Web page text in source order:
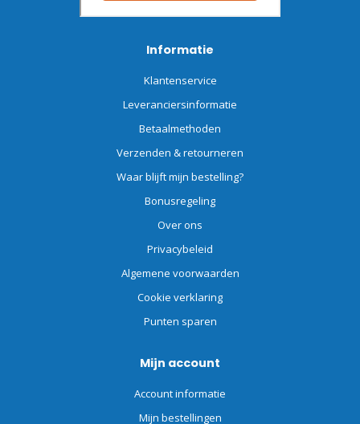
Informatie
Klantenservice
Leveranciersinformatie
Betaalmethoden
Verzenden & retourneren
Waar blijft mijn bestelling?
Bonusregeling
Over ons
Privacybeleid
Algemene voorwaarden
Cookie verklaring
Punten sparen
Mijn account
Account informatie
Mijn bestellingen